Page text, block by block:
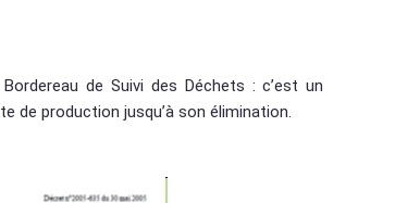
de Suivi des Déchets : c’est un
de production jusqu’à son élimination.